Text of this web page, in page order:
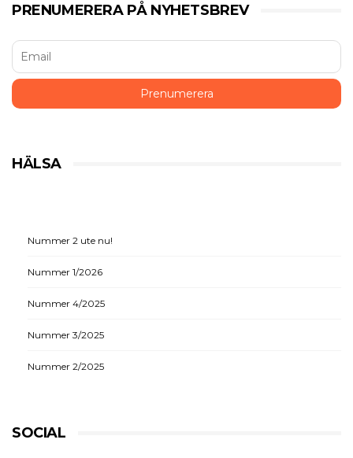
PRENUMERERA PÅ NYHETSBREV
HÄLSA
Nummer 2 ute nu!
Nummer 1/2026
Nummer 4/2025
Nummer 3/2025
Nummer 2/2025
SOCIAL